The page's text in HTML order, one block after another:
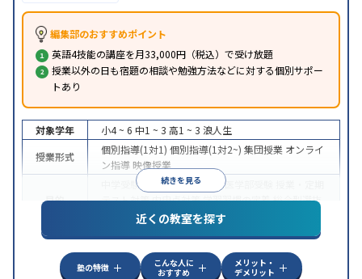
編集部のおすすめポイント
英語4技能の講座を月33,000円（税込）で受け放題
授業以外の日も宿題の相談や勉強方法などに対する個別サポー
トあり
続きを見る
対象学年 小4 ~ 6 中1 ~ 3 高1 ~ 3 浪人生
授業形式
個別指導(1対1) 個別指導(1対2~) 集団授業 オンライ
ン指導 映像授業
目的
中学受験 高校受験大学受験 医学部受験
テスト対策内申点対策学習習慣の定着総合型選抜
(旧AO)対策 推薦入試対策学校別特化対策
特徴
中高一貫校生に対応特待生・奨学金制度あり成績
保証制度あり授業の振替可能 不登校生に対応
ライン対応
1科目から受講可能
季節講習のみの受講
近くの教室を探す
塾の特徴
こんな人に
おすすめ
メリット・
デメリット